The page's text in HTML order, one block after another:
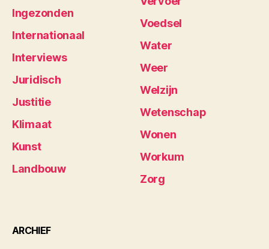
Ingezonden
Internationaal
Interviews
Juridisch
Justitie
Klimaat
Kunst
Landbouw
Voedsel
Water
Weer
Welzijn
Wetenschap
Wonen
Workum
Zorg
ARCHIEF